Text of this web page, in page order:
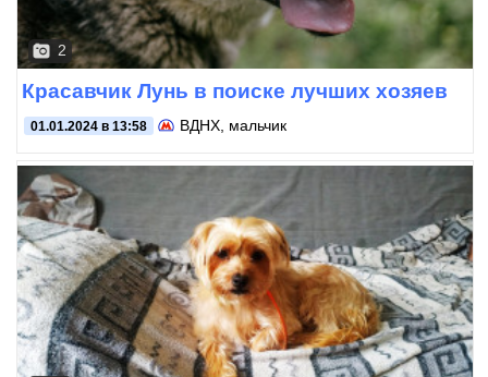
2
Красавчик Лунь в поиске лучших хозяев
01.01.2024 в 13:58 ВДНХ , мальчик